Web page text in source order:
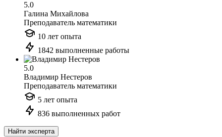
5.0
Галина Михайлова
Преподаватель математики
10 лет опыта
1842 выполненные работы
5.0
Владимир Нестеров
Преподаватель математики
5 лет опыта
836 выполненных работ
Найти эксперта